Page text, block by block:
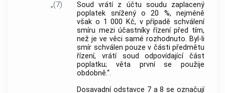
„(7)
Soud vrátí z účtu soudu zaplacený
poplatek snížený o 20 %, nejméně
však o 1 000 Kč, v případě schválení
smíru mezi účastníky řízení před tím,
než je ve věci samé rozhodnuto. Byl-li
smír schválen pouze v části předmětu
řízení, vrátí soud odpovídající část
poplatku; věta první se použije
obdobně.“.
Dosavadní odstavce 7 a 8 se označují